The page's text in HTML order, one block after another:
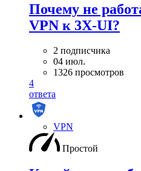
Почему не
VPN к 3X-UI?
2 подписчика
04 июл.
1326 просмотров
4
ответа
VPN
Простой